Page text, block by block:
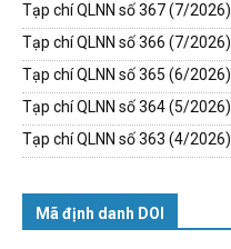
Tạp chí QLNN số 367 (7/2026)
Tạp chí QLNN số 366 (7/2026)
Tạp chí QLNN số 365 (6/2026)
Tạp chí QLNN số 364 (5/2026)
Tạp chí QLNN số 363 (4/2026)
Mã định danh DOI